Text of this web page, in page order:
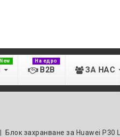
New
B2B
На едро
ЗА НАС
Блок захранване за Huawei P30